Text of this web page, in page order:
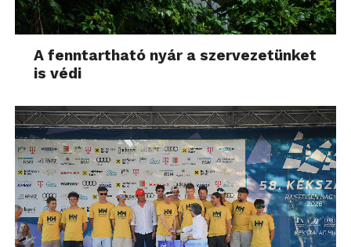
A fenntartható nyár a szervezetünket
is védi